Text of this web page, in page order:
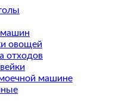
овощей
отходов
машине